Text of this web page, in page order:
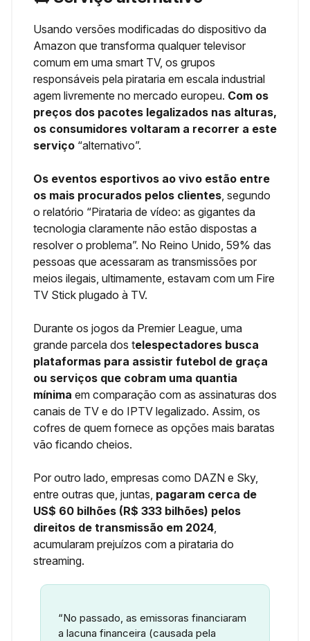
Usando versões modificadas do dispositivo da
Amazon que transforma qualquer televisor
comum em uma smart TV, os grupos
responsáveis pela pirataria em escala industrial
agem livremente no mercado europeu. Com os
preços dos pacotes legalizados nas alturas,
os consumidores voltaram a recorrer a este
serviço “alternativo”.
Os eventos esportivos ao vivo estão entre
os mais procurados pelos clientes, segundo
o relatório “Pirataria de vídeo: as gigantes da
tecnologia claramente não estão dispostas a
resolver o problema”. No Reino Unido, 59% das
pessoas que acessaram as transmissões por
meios ilegais, ultimamente, estavam com um Fire
TV Stick plugado à TV.
Durante os jogos da Premier League, uma
grande parcela dos telespectadores busca
plataformas para assistir futebol de graça
ou serviços que cobram uma quantia
mínima em comparação com as assinaturas dos
canais de TV e do IPTV legalizado. Assim, os
cofres de quem fornece as opções mais baratas
vão ficando cheios.
Por outro lado, empresas como DAZN e Sky,
entre outras que, juntas, pagaram cerca de
US$ 60 bilhões (R$ 333 bilhões) pelos
direitos de transmissão em 2024,
acumularam prejuízos com a pirataria do
streaming.
“No passado, as emissoras financiaram
a lacuna financeira (causada pela